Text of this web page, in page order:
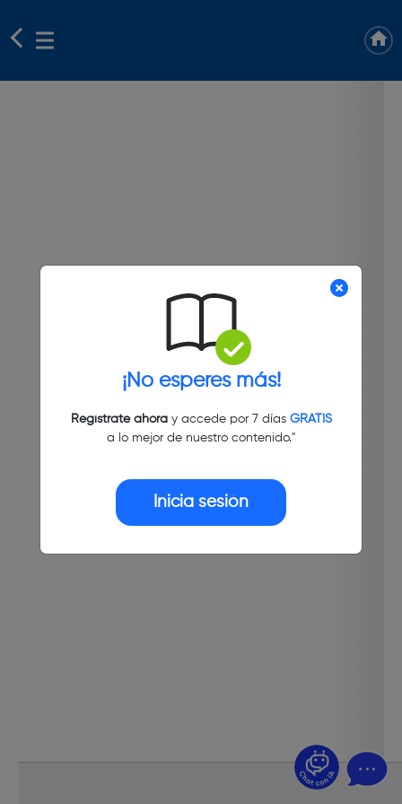
¡No esperes más!
Regístrate ahoray accede por 7 días GRATIS
a lo mejor de nuestro contenido."
Inicia sesión